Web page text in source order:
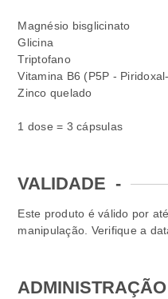
Magnésio bisglicinato
Glicina
Triptofano
Vitamina B6 (P5P -
Zinco quelado
1 dose = 3 cápsulas
VALIDADE -
Este produto é válido por
manipulação. Verifique a
ADMINISTRAÇÃO